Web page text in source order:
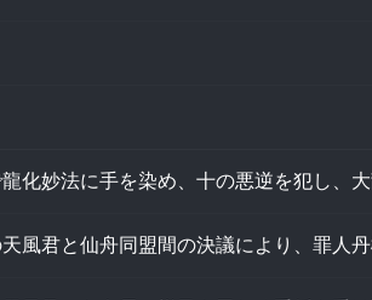
化妙法に手を染め、十の悪逆を犯し、
風君と仙舟同盟間の決議により、罪人